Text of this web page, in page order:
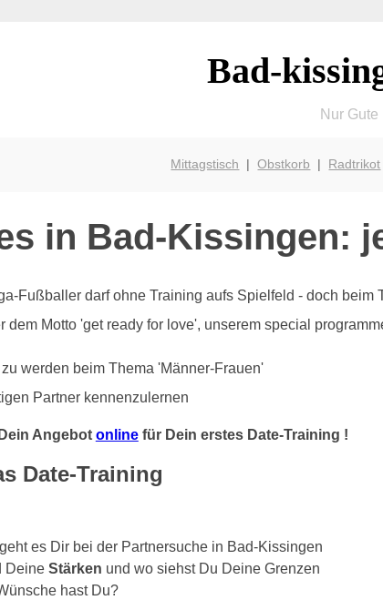
Bad-
Nur
Mittagstisch |Obstkorb | Radtrikot
in Bad-Kissingen:
Fußballer darf ohne Training aufs Spielfeld - doch
dem Motto 'get ready for love', unserem special
werden beim Thema 'Männer-Frauen'
Partner kennenzulernen
Angebot onlinefür Dein erstes Date-Training !
Date-Training
es Dir bei der Partnersuche in Bad-Kissingen
Deine Stärken und wo siehst Du Deine Grenzen
hast Du?